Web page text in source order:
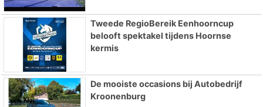
Tweede RegioBereik Eenhoorncup
belooft spektakel tijdens Hoornse
kermis
De mooiste occasions bij Autobedrijf
Kroonenburg